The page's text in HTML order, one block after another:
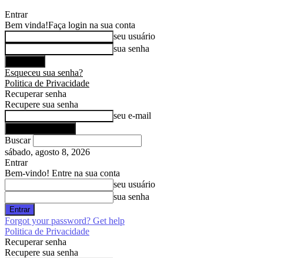
Entrar
Bem vinda!Faça login na sua conta
seu usuário
sua senha
Esqueceu sua senha?
Politica de Privacidade
Recuperar senha
Recupere sua senha
seu e-mail
Buscar
sábado, agosto 8, 2026
Entrar
Bem-vindo! Entre na sua conta
seu usuário
sua senha
Forgot your password? Get help
Politica de Privacidade
Recuperar senha
Recupere sua senha